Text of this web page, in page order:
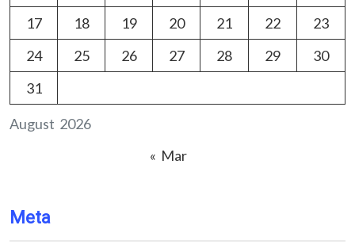
August 2026
17
18 19 20 21 22
23
24
25 26 27 28 29
30
31
« Mar
Meta